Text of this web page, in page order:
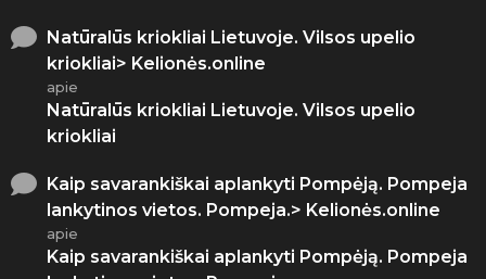
Natūralūs kriokliai Lietuvoje. Vilsos upelio
kriokliai> Kelionės.online
apie
Natūralūs kriokliai Lietuvoje. Vilsos upelio
kriokliai
Kaip savarankiškai aplankyti Pompėją. Pompeja
lankytinos vietos. Pompeja.> Kelionės.online
apie
Kaip savarankiškai aplankyti Pompėją. Pompeja